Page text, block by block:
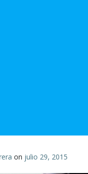
on julio 29, 2015